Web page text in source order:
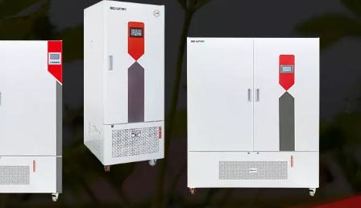
Deutsch
русский
español
português
日本語